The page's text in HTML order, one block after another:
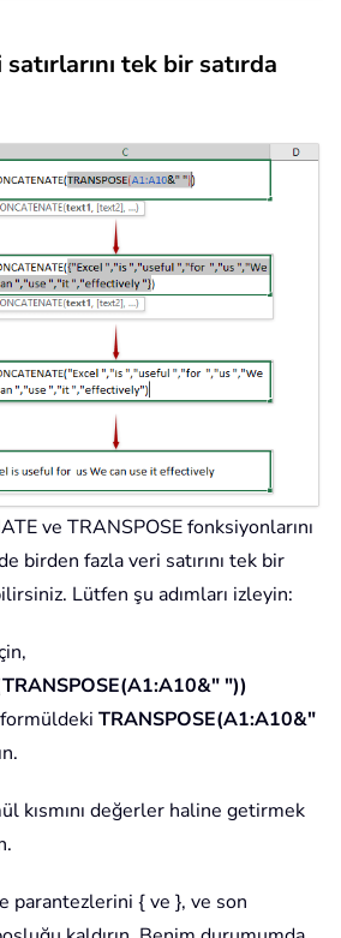
tek bir satırda
ve TRANSPOSE fonksiyonlarını
birden fazla veri satırını tek bir
Lütfen şu adımları izleyin:
"))
TRANSPOSE(A1:A10&"
kısmını değerler haline getirmek
parantezlerini { ve }, ve son